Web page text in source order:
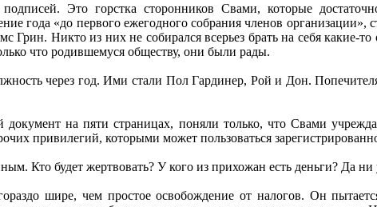
Это горстка сторонников Свами, которые
года «до первого ежегодного собрания членов
Никто из них не собирался всерьез брать на себя какие-то
что родившемуся обществу, они были рады.
через год. Ими стали Пол Гардинер, Рой и Дон.
на пяти страницах, поняли только, что Свами
привилегий, которыми может пользоваться
Кто будет жертвовать? У кого из прихожан есть деньги? Да
шире, чем простое освобождение от налогов. Он